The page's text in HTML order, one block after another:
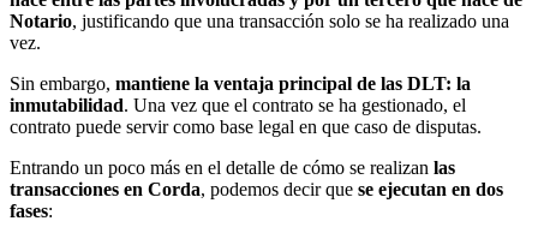
Notario, justificando que una transacción solo se ha realizado una
vez.
Sin embargo, mantiene la ventaja principal de las DLT: la
inmutabilidad. Una vez que el contrato se ha gestionado, el
contrato puede servir como base legal en que caso de disputas.
Entrando un poco más en el detalle de cómo se realizan las
transacciones en Corda, podemos decir que se ejecutan en dos
fases: